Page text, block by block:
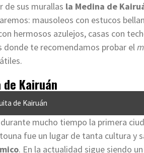
de sus murallas la Medina de
mausoleos con estucos
hermosos azulejos, casas con
donde te recomendamos probar el
Kairuán
de Kairuán
mucho tiempo la primera
fue un lugar de tanta cultura y
. En la actualidad sigue siendo